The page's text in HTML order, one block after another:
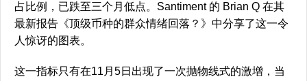
占比例，已跌至三个月低点。Santiment 的 Brian Q 在其
最新报告《顶级币种的群众情绪回落？》中分享了这一令
人惊讶的图表。
这一指标只有在11月5日出现了一次抛物线式的激增，当